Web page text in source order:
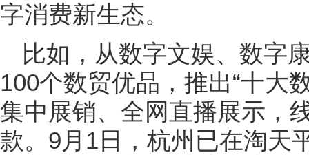
字消费新生态。
比如，从数字文娱、数字
100个数贸优品，推出“十大
集中展销、全网直播展示，
款。9月1日，杭州已在淘天